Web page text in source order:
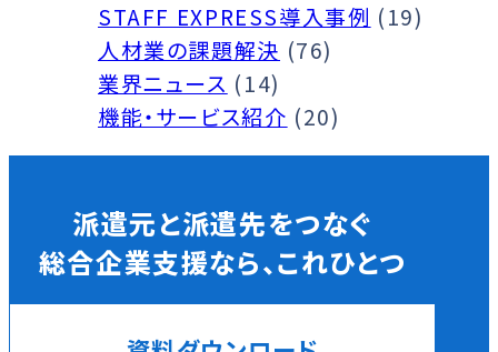
STAFF EXPRESS導入事例 (19)
人材業の課題解決 (76)
業界ニュース (14)
機能・サービス紹介 (20)
派遣元と派遣先をつなぐ
総合企業支援なら、これひとつ